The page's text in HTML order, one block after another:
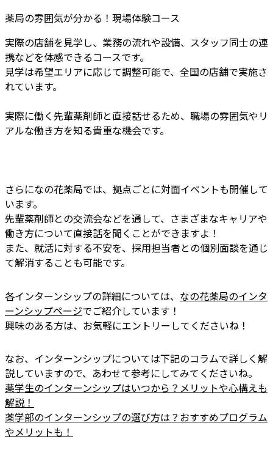
薬局の雰囲気が分かる！現場体験コース
実際の店舗を見学し、業務の流れや設備、スタッフ同士の連
携などを体感できるコースです。
見学は希望エリアに応じて調整可能で、全国の店舗で実施さ
れています。
実際に働く先輩薬剤師と直接話せるため、職場の雰囲気やリ
アルな働き方を知る貴重な機会です。
さらになの花薬局では、拠点ごとに対面イベントも開催して
います。
先輩薬剤師との交流会などを通して、さまざまなキャリアや
働き方について直接話を聞くことができますよ！
また、就活に対する不安を、採用担当者との個別面談を通じ
て解消することも可能です。
各インターンシップの詳細については、 なの花薬局のインタ
ーンシップページでご紹介しています！
興味のある方は、お気軽にエントリーしてくださいね！
なお、インターンシップについては下記のコラムで詳しく解
説していますので、あわせて参考にしてみてくださいね。
薬学生のインターンシップはいつから？メリットや心構えも
解説！
薬学部のインターンシップの選び方は？おすすめプログラム
やメリットも！